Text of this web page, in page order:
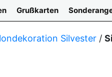
Grußkarten
Silvester /